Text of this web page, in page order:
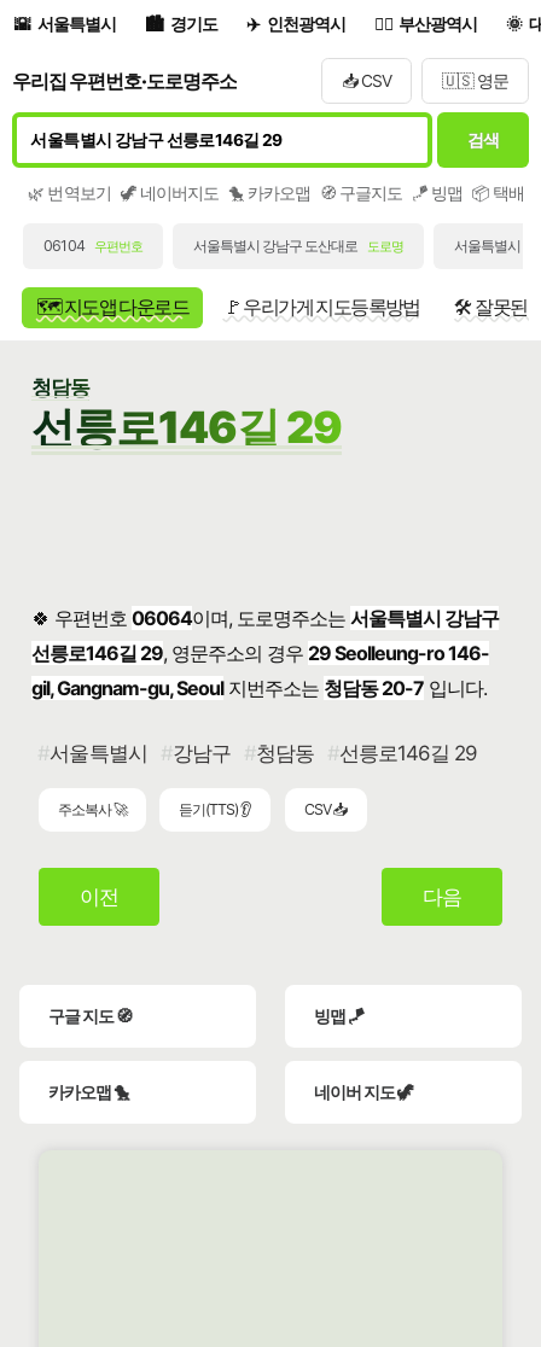
서울특별시 경기도 인천광역시 부산광역시
우리집 우편번호·도로명주소 📥 CSV 🇺🇸 영문
검색
🌿 번역보기 🦖 네이버지도 🐤 카카오맵 🧭 구글지도 🪁 빙맵 📦 택배/
06104 우편번호 서울특별시 강남구 도산대로 도로명 서울특별시
🗺️ 지도앱 다운로드 🚩 우리가게 지도등록방법 🛠️ 잘못된
청담동
선릉로146길 29
🍀 우편번호 06064이며, 도로명주소는서울특별시 강남구
선릉로146길 29, 영문주소의 경우 29 Seolleung-ro 146-
gil, Gangnam-gu, Seoul지번주소는 청담동 20-7 입니다.
서울특별시 강남구 청담동 선릉로146길 29
주소복사 🚀 듣기(TTS) 👂 CSV 📥
이전 다음
구글 지도 🧭 빙맵 🪁
카카오맵 🐤 네이버 지도 🦖